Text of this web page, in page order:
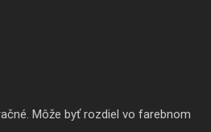
Môže byť rozdiel vo farebnom